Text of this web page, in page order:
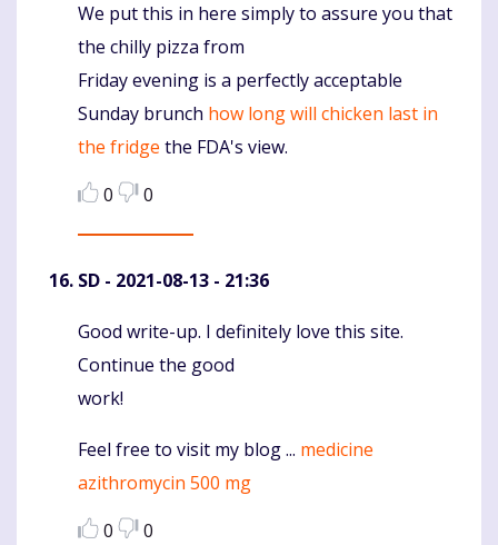
Komentaras
We put this in here simply to assure you that
the chilly pizza from
Friday evening is a perfectly acceptable
Sunday brunch how long will chicken last in
the fridge the FDA's view.
0
0
SD - 2021-08-13 - 21:36
Komentaras
Good write-up. I definitely love this site.
Continue the good
work!
Feel free to visit my blog ... medicine
azithromycin 500 mg
0
0